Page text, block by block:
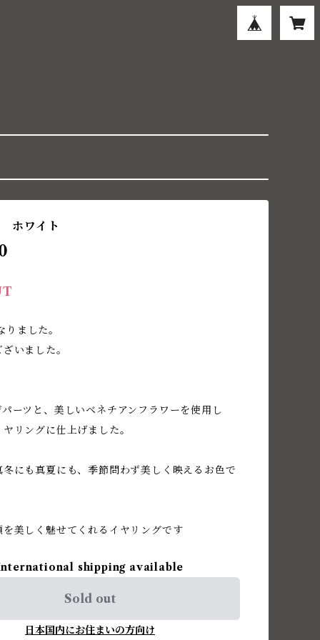
ホワイト
ました。
いました。
ーツと、美しいベネチアンフラワーを使用し
リングに仕上げました。
にも真夏にも、季節問わず美しく映えるお色で
美しく魅せてくれるイヤリングです
shipping available
Sold out
日本国内にお住まいの方向け